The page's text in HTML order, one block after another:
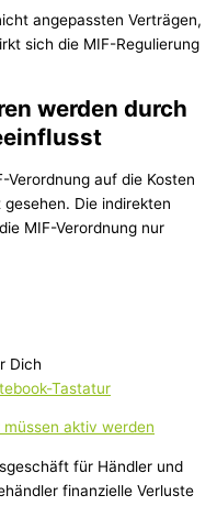
angepassten Verträgen,
sich die MIF-Regulierung
werden durch
Verordnung auf die Kosten
Die indirekten
MIF-Verordnung nur
Dich
aktiv werden
für Händler und
finanzielle Verluste